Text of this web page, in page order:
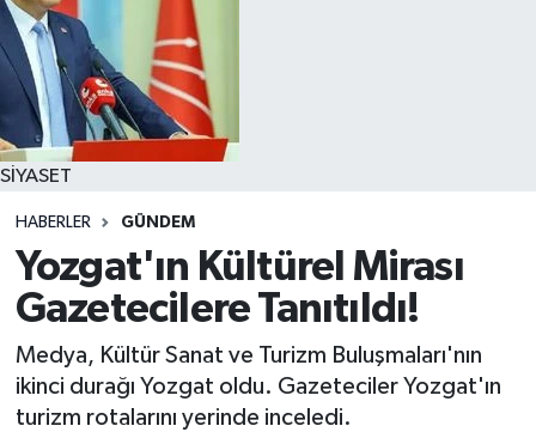
SİYASET
HABERLER GÜNDEM
Yozgat'ın Kültürel Mirası
Gazetecilere Tanıtıldı!
Medya, Kültür Sanat ve Turizm Buluşmaları'nın
ikinci durağı Yozgat oldu. Gazeteciler Yozgat'ın
turizm rotalarını yerinde inceledi.